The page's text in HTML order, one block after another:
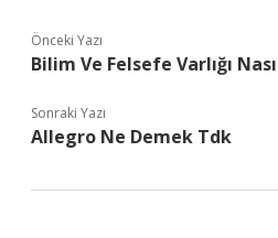
Önceki Yazı
Bilim Ve Felsefe Varlığı
Sonraki Yazı
Allegro Ne Demek Tdk